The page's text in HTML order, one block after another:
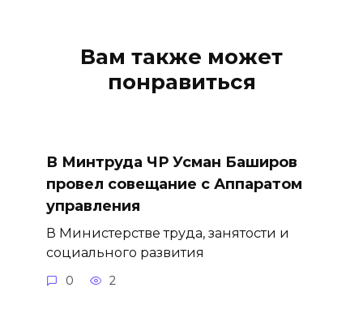
Вам также может
понравиться
В Минтруда ЧР Усман Баширов
провел совещание с Аппаратом
управления
В Министерстве труда, занятости и
социального развития
0 2